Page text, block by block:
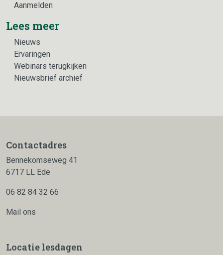
Aanmelden
Lees meer
Nieuws
Ervaringen
Webinars terugkijken
Nieuwsbrief archief
Contactadres
Bennekomseweg 41
6717 LL Ede
06 82 84 32 66
Mail ons
Locatie lesdagen